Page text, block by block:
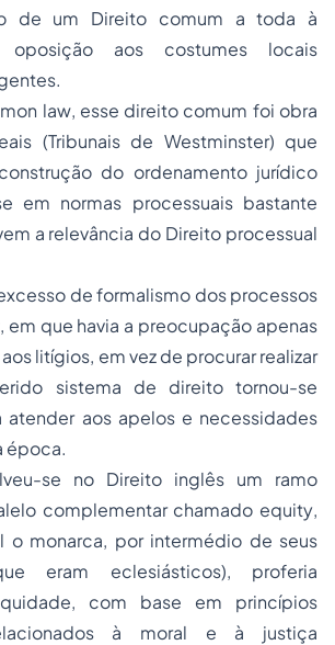
de um Direito comum a toda à
oposição aos costumes locais
law, esse direito comum foi obra
(Tribunais de Westminster) que
do ordenamento jurídico
em normas processuais bastante
a relevância do Direito processual
de formalismo dos processos
, em que havia a preocupação apenas
litígios, em vez de procurar realizar
sistema de direito tornou-se
atender aos apelos e necessidades
época.
se no Direito inglês um ramo
complementar chamado equity,
o monarca, por intermédio de seus
eram eclesiásticos), proferia
com base em princípios
à moral e à justiça